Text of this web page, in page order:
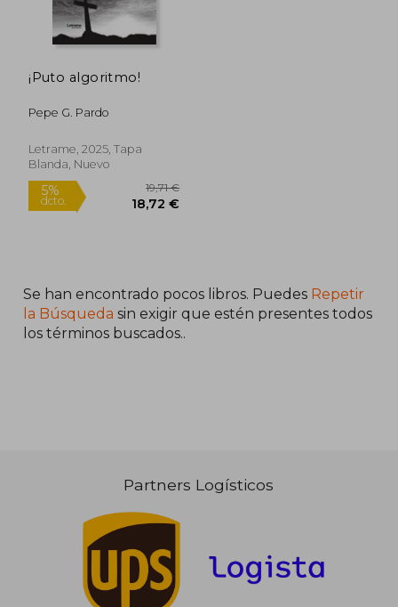
¡Puto algoritmo!
Pepe G. Pardo
Letrame, 2025, Tapa
Blanda, Nuevo
5%
dcto.
19,71 €
18,72 €
Se han encontrado pocos libros. Puedes Repetir
la Búsqueda sin exigir que estén presentes todos
los términos buscados..
Partners Logísticos